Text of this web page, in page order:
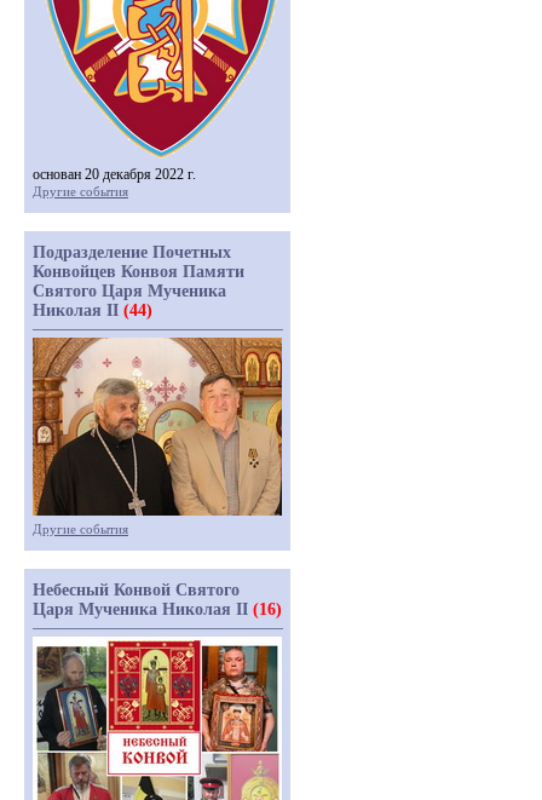
основан 20 декабря 2022 г.
Другие события
Подразделение Почетных
Конвойцев Конвоя Памяти
Святого Царя Мученика
Николая II (44)
Другие события
Небесный Конвой Святого
Царя Мученика Николая II (16)